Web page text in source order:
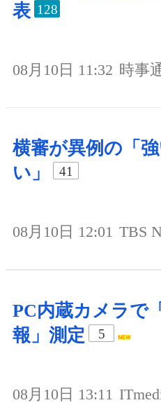
表 128
08月10日 11:32 時事
横審が異例の「
い」
41
08月10日 12:01 TBS
PC内蔵カメラで
報」測定
5
08月10日 13:11